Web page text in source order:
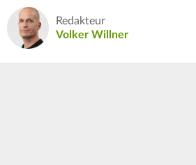
Redakteur
Volker Willner